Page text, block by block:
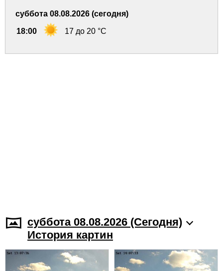
суббота 08.08.2026 (сегодня)
18:00 17 до 20 °C
суббота 08.08.2026 (Cегодня)
История картин